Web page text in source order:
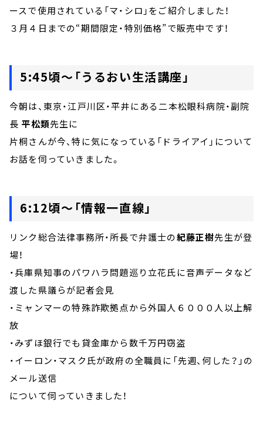
ースで使用されている「マ・シロ」をご紹介しました！
３月４日までの“期間限定・特別価格”で販売中です！
5:45頃～「うるおい生活講座」
今朝は、東京・江戸川区・平井にある二本松眼科病院・副院
長 平松類先生に
片桐さんが今、特に気になっている「ドライアイ」について
お話を伺っていきました。
6:12頃～「情報一直線」
リンク総合法律事務所・所長で弁護士の紀藤正樹先生が登
場！
・兵庫県知事のパワハラ問題巡り立花氏に音声データなど
渡した県議らが記者会見
・ミャンマーの特殊詐欺拠点から外国人６０００人以上解
放
・みずほ銀行でも貸金庫から数千万円窃盗
・イーロン・マスク氏が政府の全職員に「先週、何した？」の
メール送信
について伺っていきました！